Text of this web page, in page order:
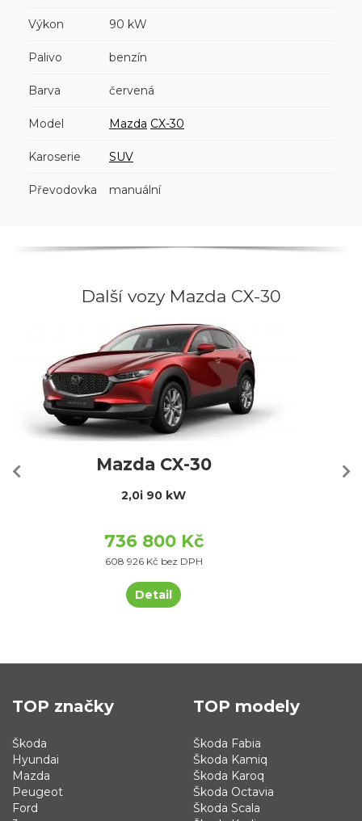
Výkon 90 kW
Palivo benzín
Barva červená
Model Mazda CX-30
Karoserie SUV
Převodovka manuální
Další vozy Mazda CX-30
Mazda CX-30
2,0i 90 kW
736 800 Kč
608 926 Kč bez DPH
Detail
TOP značky
Škoda
Hyundai
Mazda
Peugeot
Ford
TOP modely
Škoda Fabia
Škoda Kamiq
Škoda Karoq
Škoda Octavia
Škoda Scala